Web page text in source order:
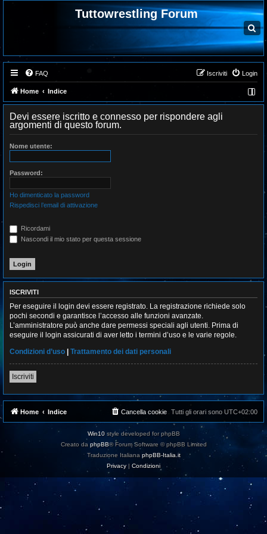
Tuttowrestling Forum
C
e
r
c
a
FAQ Login
Iscriviti
Home Indice
Devi essere iscritto e connesso per rispondere agli
argomenti di questo forum.
Nome utente:
Password:
Ho dimenticato la password
Rispedisci l’email di attivazione
Ricordami
Nascondi il mio stato per questa sessione
ISCRIVITI
Per eseguire il login devi essere registrato. La registrazione richiede solo
pochi secondi e garantisce l’accesso alle funzioni avanzate.
L’amministratore può anche dare permessi speciali agli utenti. Prima di
eseguire il login assicurati di aver letto i termini d’uso e le varie regole.
Condizioni d’uso | Trattamento dei dati personali
Iscriviti
Home Indice Tutti gli orari sono UTC+02:00
Cancella cookie
Win10style developed for phpBB
Creato da phpBB® Forum Software © phpBB Limited
Traduzione Italiana phpBB-Italia.it
Privacy | Condizioni